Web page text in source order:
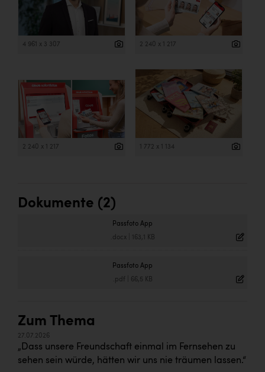
4 961 x 3 307 2 240 x 1 217
2 240 x 1 217 1 772 x 1 134
Dokumente (2)
Passfoto App
.docx| 163,1 KB
Passfoto App
.pdf 66,5 KB
Zum Thema
27.07.2026
„Dass unsere Freundschaft einmal im Fernsehen zu
sehen sein würde, hätten wir uns nie träumen lassen.“